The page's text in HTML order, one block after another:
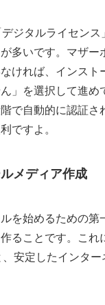
ジタルライセンス
多いです。マザー
ければ、インスト
」を選択して進め
で自動的に認証さ
ですよ。
メディア作成
を始めるための第
ることです。これ
、安定したインタ